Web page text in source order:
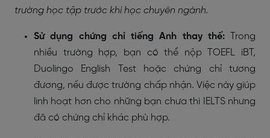
trường học tập trước khi học chuyên ngành.
Sử dụng chứng chỉ tiếng Anh thay thế:Trong
nhiều trường hợp, bạn có thể nộp TOEFL iBT,
Duolingo English Test hoặc chứng chỉ tương
đương, nếu được trường chấp nhận. Việc này giúp
linh hoạt hơn cho những bạn chưa thi IELTS nhưng
đã có chứng chỉ khác phù hợp.